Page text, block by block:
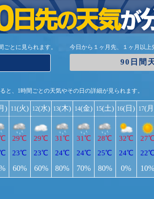
とに見られます。 今日から１ヶ月先、１ヶ月以上
90日間
と、1時間ごとの天気やその日の詳細が見られます。
) 11(火)
29℃
23℃
60%
12(水)
29℃
23℃
60%
13(木)
31℃
24℃
80%
14(金)
31℃
24℃
70%
15(土)
28℃
25℃
80%
16(日)
32℃
24℃
0%
17(
27℃
22℃
10%